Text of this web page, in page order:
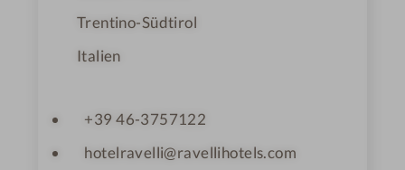
Trentino-Südtirol
Italien
+39 46-3757122
hotelravelli@ravellihotels.com